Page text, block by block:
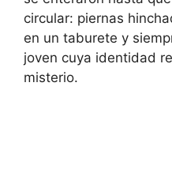
circular: piernas
en un taburete y
joven cuya identidad
misterio.